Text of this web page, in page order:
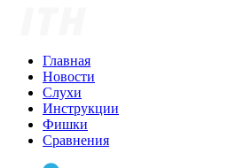
Главная
Новости
Слухи
Инструкции
Фишки
Сравнения